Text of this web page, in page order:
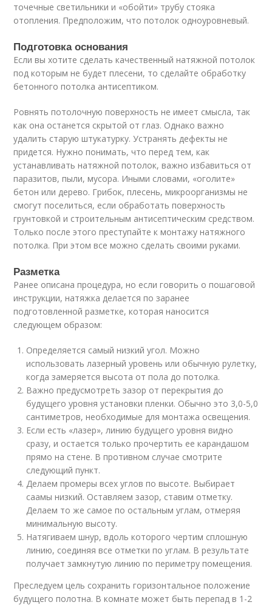
точечные светильники и «обойти» трубу стояка
отопления. Предположим, что потолок одноуровневый.
Подготовка основания
Если вы хотите сделать качественный натяжной потолок
под которым не будет плесени, то сделайте обработку
бетонного потолка антисептиком.
Ровнять потолочную поверхность не имеет смысла, так
как она останется скрытой от глаз. Однако важно
удалить старую штукатурку. Устранять дефекты не
придется. Нужно понимать, что перед тем, как
устанавливать натяжной потолок, важно избавиться от
паразитов, пыли, мусора. Иными словами, «оголите»
бетон или дерево. Грибок, плесень, микроорганизмы не
смогут поселиться, если обработать поверхность
грунтовкой и строительным антисептическим средством.
Только после этого преступайте к монтажу натяжного
потолка. При этом все можно сделать своими руками.
Разметка
Ранее описана процедура, но если говорить о пошаговой
инструкции, натяжка делается по заранее
подготовленной разметке, которая наносится
следующем образом:
Определяется самый низкий угол. Можно
использовать лазерный уровень или обычную рулетку,
когда замеряется высота от пола до потолка.
Важно предусмотреть зазор от перекрытия до
будущего уровня установки пленки. Обычно это 3,0-5,0
сантиметров, необходимые для монтажа освещения.
Если есть «лазер», линию будущего уровня видно
сразу, и остается только прочертить ее карандашом
прямо на стене. В противном случае смотрите
следующий пункт.
Делаем промеры всех углов по высоте. Выбирает
саамы низкий. Оставляем зазор, ставим отметку.
Делаем то же самое по остальным углам, отмеряя
минимальную высоту.
Натягиваем шнур, вдоль которого чертим сплошную
линию, соединяя все отметки по углам. В результате
получает замкнутую линию по периметру помещения.
Преследуем цель сохранить горизонтальное положение
будущего полотна. В комнате может быть перепад в 1-2